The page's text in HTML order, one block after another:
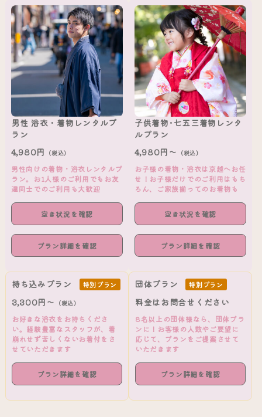
男性 浴衣・着物レンタルプ
ラン
4,980円 （税込）
男性向けの着物・浴衣レンタルプ
ラン。お1人様のご利用でもお友
達同士でのご利用も大歓迎
空き状況を確認
プラン詳細を確認
子供着物･七五三着物レンタ
ルプラン
4,980円～ （税込）
お子様の着物・浴衣は京越へお任
せ！お子様だけでのご利用はもち
ろん、ご家族揃ってのお着物も
空き状況を確認
プラン詳細を確認
持ち込みプラン 特別プラン
3,300円～ （税込）
お好きな浴衣をお持ちくださ
い。経験豊富なスタッフが、着
崩れせず苦しくないお着付をさ
せていただきます
プラン詳細を確認
団体プラン 特別プラン
料金はお問合せください
8名以上の団体様なら、団体プラ
ンに！お客様の人数やご要望に
応じて、プランをご提案させて
いただきます
プラン詳細を確認